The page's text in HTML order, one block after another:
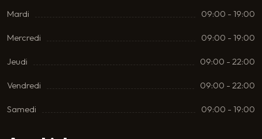
Mardi 09:00 - 19:00
Mercredi 09:00 - 19:00
Jeudi 09:00 - 22:00
Vendredi 09:00 - 22:00
Samedi 09:00 - 19:00